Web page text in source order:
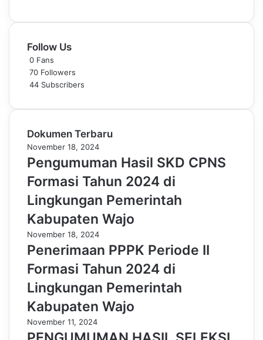
Follow Us
0 Fans
70 Followers
44 Subscribers
Dokumen Terbaru
November 18, 2024
Pengumuman Hasil SKD CPNS
Formasi Tahun 2024 di
Lingkungan Pemerintah
Kabupaten Wajo
November 18, 2024
Penerimaan PPPK Periode II
Formasi Tahun 2024 di
Lingkungan Pemerintah
Kabupaten Wajo
November 11, 2024